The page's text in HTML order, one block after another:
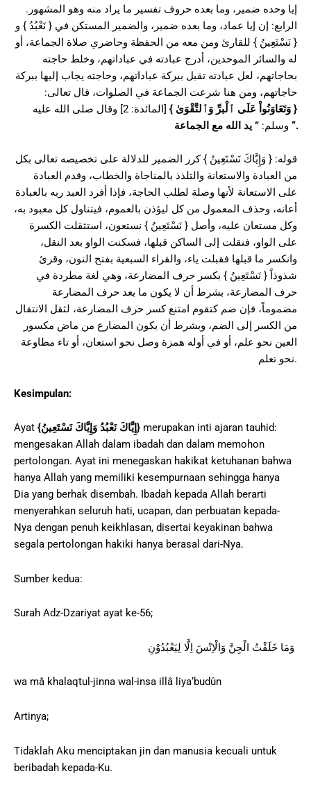
إيا وحده ضمير، وما بعده حروف تفسير ما يراد منه وهو المشهور.
الرابع: إن إيا عماد، وما بعده ضمير، والضمير المستكن في { نَعْبُدُ } و
{ نَسْتَعِينُ } للقارئ ومن معه من الحفظة وحاضري صلاة الجماعة، أو
له والسائر الموحدين، أدرج عبادته في عباداتهم، وخلط حاجته
بحاجاتهم، لعل عبادته تقبل ببركة عباداتهم، وحاجته يجاب إليها ببركة
حاجاتهم، ومن هنا شرعت الجماعة في الصلوات، قال تعالى:
{ وَتَعَاوَنُواْ عَلَى ٱلْبرِّ وَٱلتَّقْوَىٰ }
[المائدة: 2] وقال صلى الله عليه
وسلم: ” يد الله مع الجماعة “.
قوله: { وَإِيَّاكَ نَسْتَعِينُ } كرر الضمير للدلالة على تخصيصه تعالى بكل
من العبادة والاستعانة والتلذذ بالمناجاة والخطاب، وقدم العبادة
على الاستعانة لأنها وصلة لطلب الحاجة، فإذا أفرد العبد ربه بالعبادة
أعانه، وحذف المعمول من كل ليؤذن بالعموم، فيتناول كل معبود به،
وكل مستعان عليه، وأصل { نَسْتَعِينُ } نستعون، استثقلت الكسرة
على الواو، فنقلت إلى الساكن قبلها، فسكنت الواو بعد النقل،
وانكسر ما قبلها فقبلت ياء، والقراء السبعية بفتح النون، وقرئ
شذوذاً { نَسْتَعِينُ } بكسر حرف المضارعة، وهي لغة مطردة في
حرف المضارعة، بشرط أن لا يكون ما بعد حرف المضارعة
مضموماً، فإن ضم كتقوم امتنع كسر حرف المضارعة، لثقل الانتقال
من الكسر إلى الضم، وبشرط أن يكون المضارع من ماض مكسور
العين نحو علم، أو في أوله همزة وصل نحو استعان، أو تاء مطاوعة
نحو تعلم.
Kesimpulan:
Ayat {إِيَّاكَ نَعْبُدُ وَإِيَّاكَ نَسْتَعِينُ} merupakan inti ajaran tauhid:
mengesakan Allah dalam ibadah dan dalam memohon
pertolongan. Ayat ini menegaskan hakikat ketuhanan bahwa
hanya Allah yang memiliki kesempurnaan sehingga hanya
Dia yang berhak disembah. Ibadah kepada Allah berarti
menyerahkan seluruh hati, ucapan, dan perbuatan kepada-
Nya dengan penuh keikhlasan, disertai keyakinan bahwa
segala pertolongan hakiki hanya berasal dari-Nya.
Sumber kedua:
Surah Adz-Dzariyat ayat ke-56;
wa mâ khalaqtul-jinna wal-insa illâ liya‘budûn
Artinya;
Tidaklah Aku menciptakan jin dan manusia kecuali untuk
beribadah kepada-Ku.